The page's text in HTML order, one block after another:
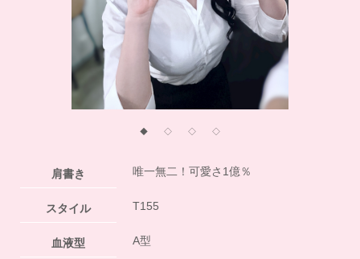
◆ ◇ ◇ ◇
肩書き 唯一無二！可愛さ1億％
スタイル T155
血液型 A型